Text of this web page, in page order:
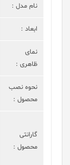
نام مدل :
ابعاد :
نمای
ظاهری :
نحوه نصب
محصول :
گارانتی
محصول :